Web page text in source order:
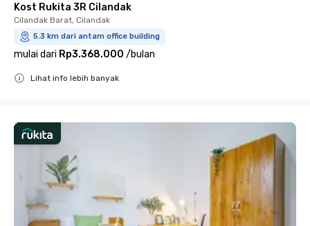
Kost Rukita 3R Cilandak
Cilandak Barat, Cilandak
5.3 km dari antam office building
mulai dari Rp3.368.000 /bulan
Lihat info lebih banyak